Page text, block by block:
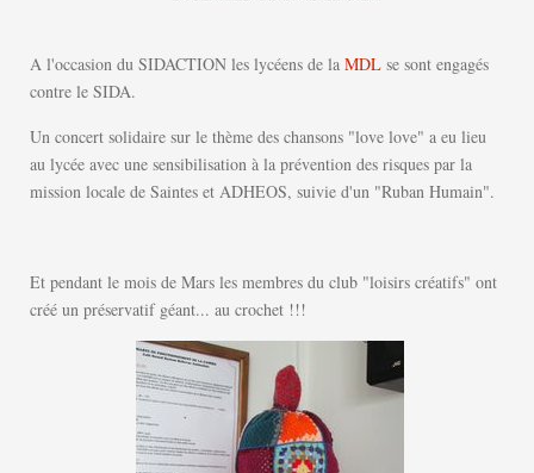
A l'occasion du SIDACTION les lycéens de la MDL se sont engagés
contre le SIDA.
Un concert solidaire sur le thème des chansons "love love" a eu lieu
au lycée avec une sensibilisation à la prévention des risques par la
mission locale de Saintes et ADHEOS, suivie d'un "Ruban Humain".
Et pendant le mois de Mars les membres du club "loisirs créatifs" ont
créé un préservatif géant... au crochet !!!